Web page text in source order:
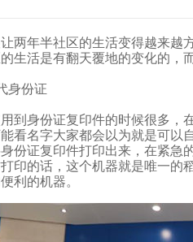
年半社区的生活变得越来越方便
活是有翻天覆地的变化的，
身份证
到身份证复印件的时候很多
能看名字大家都会以为就是可以自
份证复印件打印出来，在紧急
印的话，这个机器就是唯一的
机器。